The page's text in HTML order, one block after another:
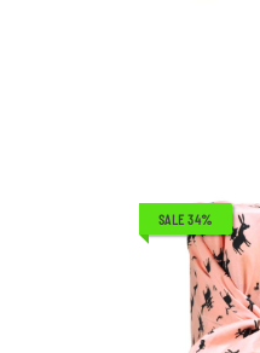
SALE 34%